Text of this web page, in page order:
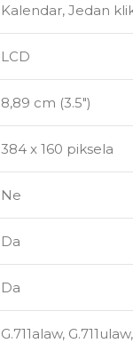
Kalendar, Jedan
LCD
8,89 cm (3.5″)
384 x 160 piksela
Ne
Da
Da
G.711alaw,